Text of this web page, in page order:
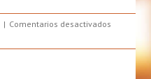
Comentarios desactivados
acertar